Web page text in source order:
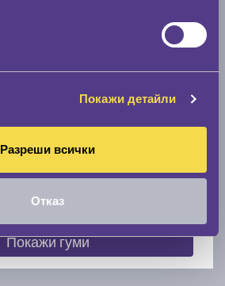
Покажи детайли
Разреши всички
Отказ
Покажи гуми